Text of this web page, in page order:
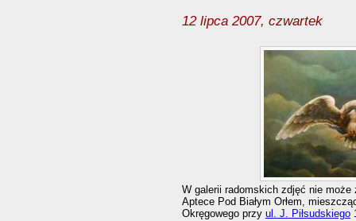
12 lipca 2007, czwartek
W galerii radomskich zdjęć nie
Aptece Pod Białym Orłem,
Okręgowego przy ul. J. Piłsudskiego